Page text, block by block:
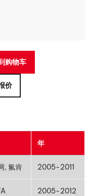
购物车
价
年
, 氟肯 2005-2011
2005-2012